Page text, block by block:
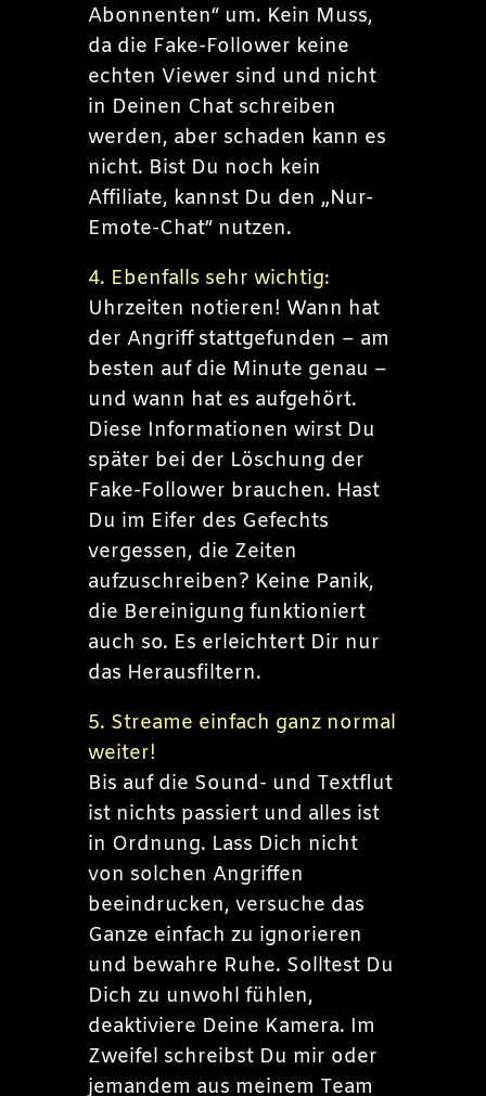
Abonnenten“ um. Kein Muss,
da die Fake-Follower keine
echten Viewer sind und nicht
in Deinen Chat schreiben
werden, aber schaden kann es
nicht. Bist Du noch kein
Affiliate, kannst Du den „Nur-
Emote-Chat“ nutzen.
4. Ebenfalls sehr wichtig:
Uhrzeiten notieren! Wann hat
der Angriff stattgefunden – am
besten auf die Minute genau –
und wann hat es aufgehört.
Diese Informationen wirst Du
später bei der Löschung der
Fake-Follower brauchen. Hast
Du im Eifer des Gefechts
vergessen, die Zeiten
aufzuschreiben? Keine Panik,
die Bereinigung funktioniert
auch so. Es erleichtert Dir nur
das Herausfiltern.
5. Streame einfach ganz normal
weiter!
Bis auf die Sound- und Textflut
ist nichts passiert und alles ist
in Ordnung. Lass Dich nicht
von solchen Angriffen
beeindrucken, versuche das
Ganze einfach zu ignorieren
und bewahre Ruhe. Solltest Du
Dich zu unwohl fühlen,
deaktiviere Deine Kamera. Im
Zweifel schreibst Du mir oder
jemandem aus meinem Team